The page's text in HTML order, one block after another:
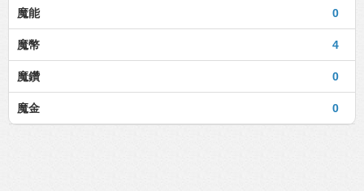
0
魔能
4
魔幣
0
魔鑽
0
魔金